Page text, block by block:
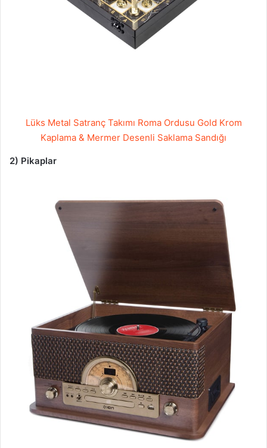
Lüks Metal Satranç Takımı Roma Ordusu Gold Krom
Kaplama & Mermer Desenli Saklama Sandığı
2) Pikaplar